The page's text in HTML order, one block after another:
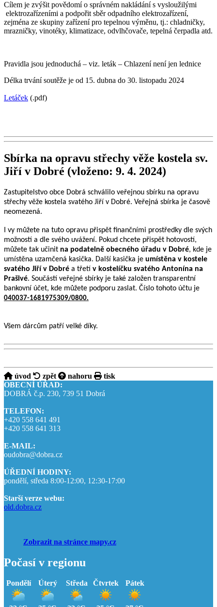
Cílem je zvýšit povědomí o správném nakládání s vysloužilými
elektrozařízeními a podpořit sběr odpadního elektrozařízení,
zejména ze skupiny zařízení pro tepelnou výměnu, tj.: chladničky,
mrazničky, vinotéky, klimatizace, odvlhčovače, tepelná čerpadla atd.
Pravidla jsou jednoduchá – viz. leták – Chlazení není jen lednice
Délka trvání soutěže je od 15. dubna do 30. listopadu 2024
Letáček (.pdf)
Sbírka na opravu střechy věže kostela sv.
Jiří v Dobré (vloženo: 9. 4. 2024)
Zastupitelstvo obce Dobrá schválilo veřejnou sbírku na opravu
střechy věže kostela svatého Jiří v Dobré. Veřejná sbírka je časově
neomezená.
I vy můžete na tuto opravu přispět finančními prostředky dle svých
možností a dle svého uvážení. Pokud chcete přispět hotovostí,
můžete tak učinit na podatelně obecného úřadu v Dobré, kde je
umístěna uzamčená kasička. Další kasička je umístěna v kostele
svatého Jiří v Dobré a třetí v kostelíčku svatého Antonína na
Prašivé. Součástí veřejné sbírky je také založen transparentní
bankovní účet, kde můžete podporu zaslat. Číslo tohoto účtu je
040037-1681975309/0800.
Všem dárcům patří velké díky.
úvod zpět nahoru
tisk
OBECNÍ ÚŘAD:
DOBRÁ č.p. 230, 739 51 Dobrá
TELEFON:
+420 558 641 491
+420 558 641 313
E-MAIL:
oudobra@dobra.cz
ÚŘEDNÍ HODINY:
pondělí, středa 8:00-12:00, 12:30-17:00
Starší verze webu:
old.dobra.cz
Zobrazit na stránce mapy.cz
Počasí v regionu
Pondělí Úterý Středa Čtvrtek Pátek